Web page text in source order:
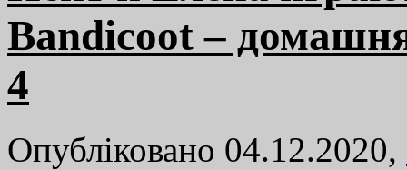
Bandicoot –
4
Опубліковано 04.12.2020,